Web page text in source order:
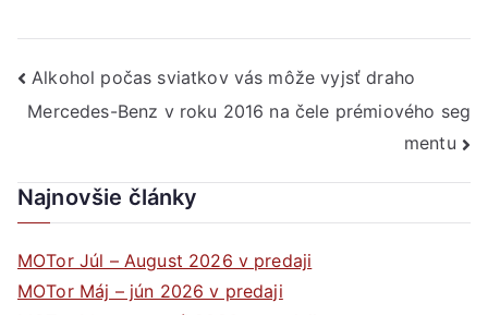
Navigácia
v
článku
Alkohol počas sviatkov vás môže vyjsť draho
Mercedes-Benz v roku 2016 na čele prémiového seg
mentu
Najnovšie články
MOTor Júl – August 2026 v predaji
MOTor Máj – jún 2026 v predaji